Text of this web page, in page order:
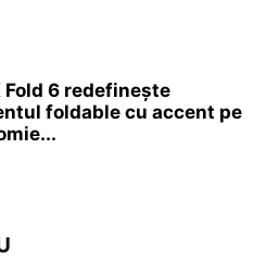
Fold 6 redefinește
foldable cu accent pe